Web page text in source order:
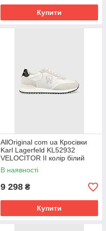
Купити
AllOriginal com ua Кросівки
Karl Lagerfeld KL52932
VELOCITOR II колір білий
РОЗМІРИ ЗАПИТУЙТЕ
В наявності
9 298 ₴
Купити